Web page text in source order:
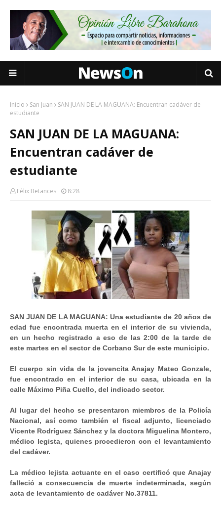
Inicio San Juan
SAN JUAN DE LA MAGUANA: Encuentran cadáver de
estudiante
SAN JUAN DE LA MAGUANA:
Encuentran cadáver de
estudiante
Félix Betances 8:28
SAN JUAN DE LA MAGUANA: Una estudiante de 20 años de
edad fue encontrada muerta en el interior de su vivienda,
en un hecho registrado a eso de las 2:00 de la tarde de
este martes en el sector de Corbano Sur de este municipio.
El cuerpo sin vida de la jovencita Anajay Mateo Gonzale,
fue encontrado en el interior de su casa, ubicada en la
calle Máximo Piña Cuello, del indicado sector.
Al lugar del hecho se presentaron miembros de la Policía
Nacional, así como también el fiscal adjunto, licenciado
Vicente Rodríguez Sánchez y la doctora Miguelina Montero,
médico legista, quienes procedieron con el levantamiento
del cadáver.
La médico lejista actuante en el caso certificó que Anajay
falleció a consecuencia de muerte indeterminada, según
acta de levantamiento de cadáver No.37811.